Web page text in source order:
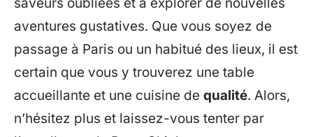
saveurs oubliées et à explorer de nouvelles
aventures gustatives. Que vous soyez de
passage à Paris ou un habitué des lieux, il est
certain que vous y trouverez une table
accueillante et une cuisine de qualité. Alors,
n’hésitez plus et laissez-vous tenter par